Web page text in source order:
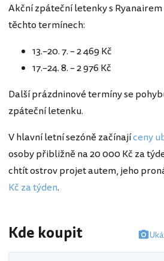
Akční zpáteční letenky s
těchto termínech:
13.–20. 7. – 2 469 Kč
17.–24. 8. – 2 976 Kč
Další prázdninové termíny se
zpáteční letenku.
V hlavní letní sezóně začínajíceny
osoby přibližně na 20 000 Kč za
chtít ostrov projet autem, jeho
Kč za týden.
Kde koupit